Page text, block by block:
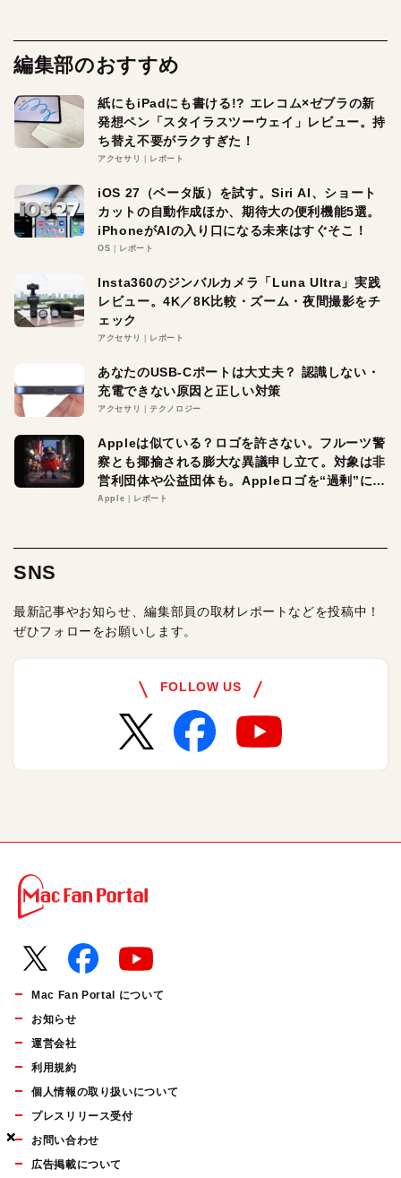
×
×
×
編集部のおすすめ
紙にもiPadにも書ける!? エレコム×ゼブラの新
発想ペン「スタイラスツーウェイ」レビュー。持
ち替え不要がラクすぎた！
アクセサリ レポート
iOS 27（ベータ版）を試す。Siri AI、ショート
カットの自動作成ほか、期待大の便利機能5選。
iPhoneがAIの入り口になる未来はすぐそこ！
OS レポート
Insta360のジンバルカメラ「Luna Ultra」実践
レビュー。4K／8K比較・ズーム・夜間撮影をチ
ェック
アクセサリ レポート
あなたのUSB-Cポートは大丈夫？ 認識しない・
充電できない原因と正しい対策
アクセサリ テクノロジー
Appleは似ている？ロゴを許さない。フルーツ警
察とも揶揄される膨大な異議申し立て。対象は非
営利団体や公益団体も。Appleロゴを“過剰”に守
る理由とは
Apple レポート
SNS
最新記事やお知らせ、編集部員の取材レポートなどを投稿中！
ぜひフォローをお願いします。
FOLLOW US
Mac Fan Portal について
お知らせ
運営会社
利用規約
個人情報の取り扱いについて
プレスリリース受付
お問い合わせ
広告掲載について